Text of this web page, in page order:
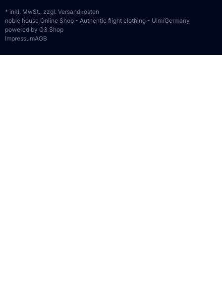
* inkl. MwSt., zzgl. Versandkosten
noble house Online Shop - Authentic flight clothing - Ulm/Germany
powered by O3 Shop
ImpressumAGB